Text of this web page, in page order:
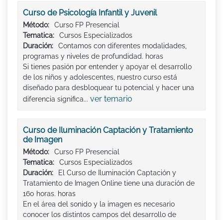
Curso de Psicología Infantil y Juvenil
Método:
Curso FP Presencial
Tematica:
Cursos Especializados
Duración:
Contamos con diferentes modalidades,
programas y niveles de profundidad. horas
Si tienes pasión por entender y apoyar el desarrollo
de los niños y adolescentes, nuestro curso está
diseñado para desbloquear tu potencial y hacer una
diferencia significa... ver temario
Curso de Iluminación Captación y Tratamiento
de Imagen
Método:
Curso FP Presencial
Tematica:
Cursos Especializados
Duración:
El Curso de Iluminación Captación y
Tratamiento de Imagen Online tiene una duración de
160 horas. horas
En el área del sonido y la imagen es necesario
conocer los distintos campos del desarrollo de